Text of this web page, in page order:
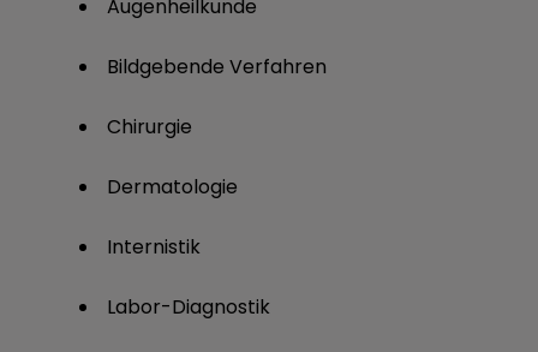
Augenheilkunde
Bildgebende Verfahren
Chirurgie
Dermatologie
Internistik
Labor-Diagnostik